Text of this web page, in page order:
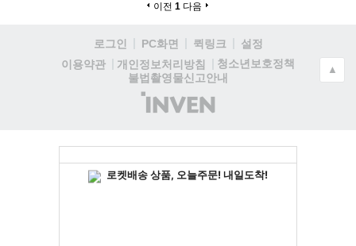
이전 1 다음
로그인 PC화면 퀵링크
설정
이용약관
개인정보처리방침
청소년보호정책
불법촬영물신고안내
(주)
인
▲